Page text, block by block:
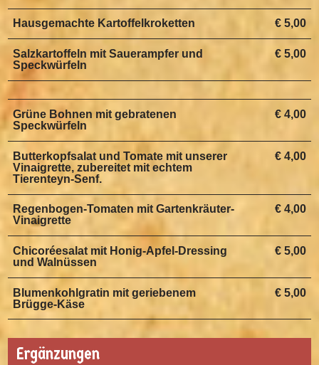
€ 5,00
Hausgemachte Kartoffelkroketten
€ 5,00
Salzkartoffeln mit Sauerampfer und
Speckwürfeln
€ 4,00
Grüne Bohnen mit gebratenen
Speckwürfeln
€ 4,00
Butterkopfsalat und Tomate mit unserer
Vinaigrette, zubereitet mit echtem
Tierenteyn-Senf.
€ 4,00
Regenbogen-Tomaten mit Gartenkräuter-
Vinaigrette
€ 5,00
Chicoréesalat mit Honig-Apfel-Dressing
und Walnüssen
€ 5,00
Blumenkohlgratin mit geriebenem
Brügge-Käse
Ergänzungen